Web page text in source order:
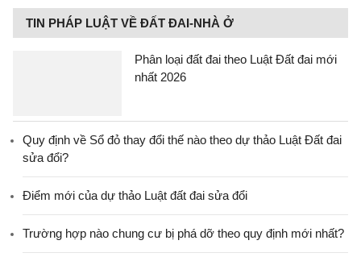
TIN PHÁP LUẬT VỀ ĐẤT ĐAI-NHÀ Ở
Phân loại đất đai theo Luật Đất đai mới
nhất 2026
Quy định về Sổ đỏ thay đổi thế nào theo dự thảo Luật Đất đai
sửa đổi?
Điểm mới của dự thảo Luật đất đai sửa đổi
Trường hợp nào chung cư bị phá dỡ theo quy định mới nhất?